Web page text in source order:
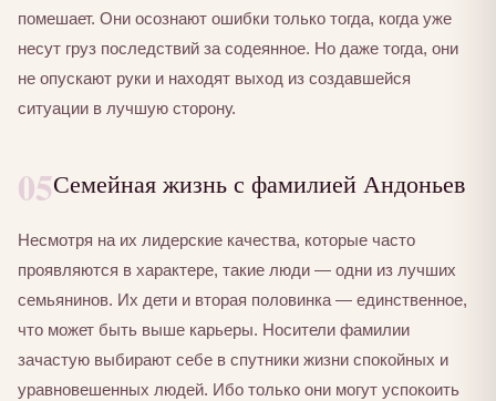
помешает. Они осознают ошибки только тогда, когда уже
несут груз последствий за содеянное. Но даже тогда, они
не опускают руки и находят выход из создавшейся
ситуации в лучшую сторону.
05Семейная жизнь с фамилией Андоньев
Несмотря на их лидерские качества, которые часто
проявляются в характере, такие люди — одни из лучших
семьянинов. Их дети и вторая половинка — единственное,
что может быть выше карьеры. Носители фамилии
зачастую выбирают себе в спутники жизни спокойных и
уравновешенных людей. Ибо только они могут успокоить